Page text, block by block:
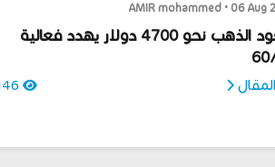
AMIR mohammed • 06 Aug
صعود الذهب نحو 4700 دولار يهدد فعالية
المقال